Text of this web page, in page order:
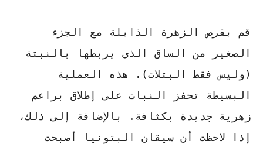
قم بقرص الزهرة الذابلة مع الجزء
الصغير من الساق الذي يربطها بالنبتة
(وليس فقط البتلات). هذه العملية
البسيطة تحفز النبات على إطلاق براعم
زهرية جديدة بكثافة. بالإضافة إلى ذلك،
إذا لاحظت أن سيقان البتونيا أصبحت